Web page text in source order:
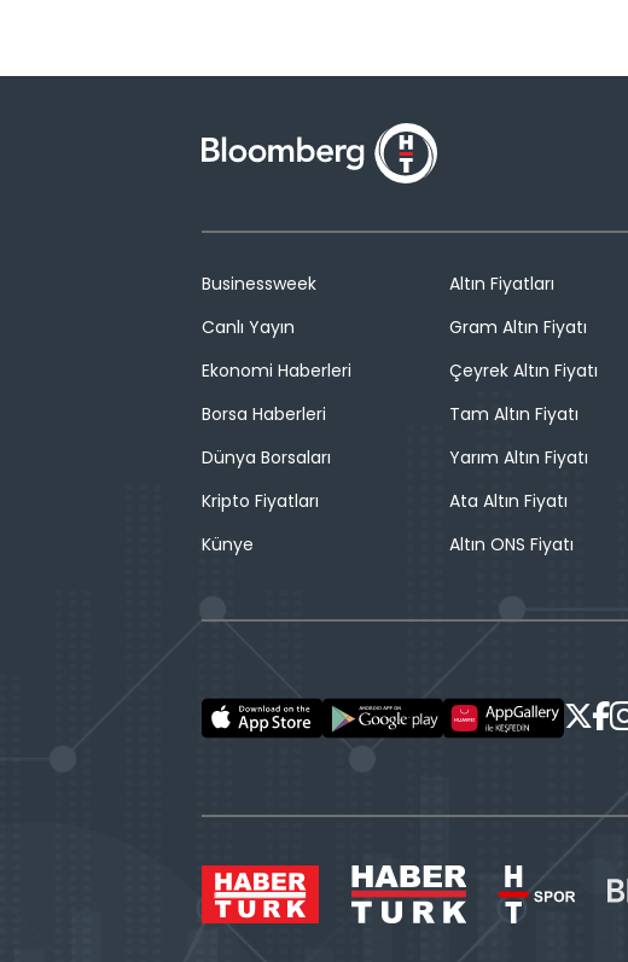
Businessweek
Canlı Yayın
Ekonomi Haberleri
Borsa Haberleri
Dünya Borsaları
Kripto Fiyatları
Künye
Altın Fiyatları
Gram Altın Fiyatı
Çeyrek Altın Fiyatı
Tam Altın Fiyatı
Yarım Altın Fiyatı
Ata Altın Fiyatı
Altın ONS Fiyatı